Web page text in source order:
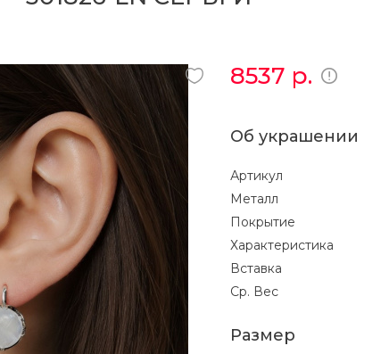
8537 р.
Об украшении
Артикул
Металл
Покрытие
Характеристика
Вставка
Ср. Вес
Размер